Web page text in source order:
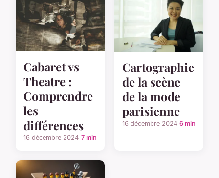
Cabaret vs
Theatre :
Comprendre
les
différences
16 décembre 2024 7 min
Cartographie
de la scène
de la mode
parisienne
16 décembre 2024 6 min